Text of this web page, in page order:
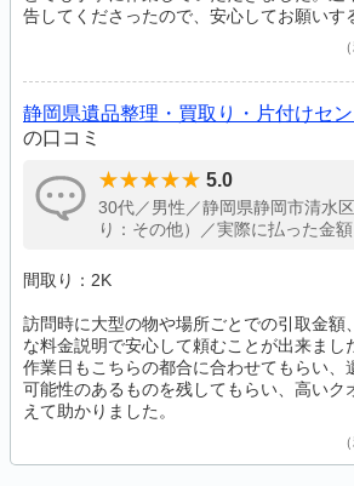
告してくださったので、安心してお願いす
静岡県遺品整理・買取り・片付けセ
の口コミ
5.0
30代／男性／静岡県静岡市清水
り：その他）／実際に払った金
間取り：2K
訪問時に大型の物や場所ごとでの引取金額
な料金説明で安心して頼むことが出来まし
作業日もこちらの都合に合わせてもらい、
可能性のあるものを残してもらい、高いク
えて助かりました。